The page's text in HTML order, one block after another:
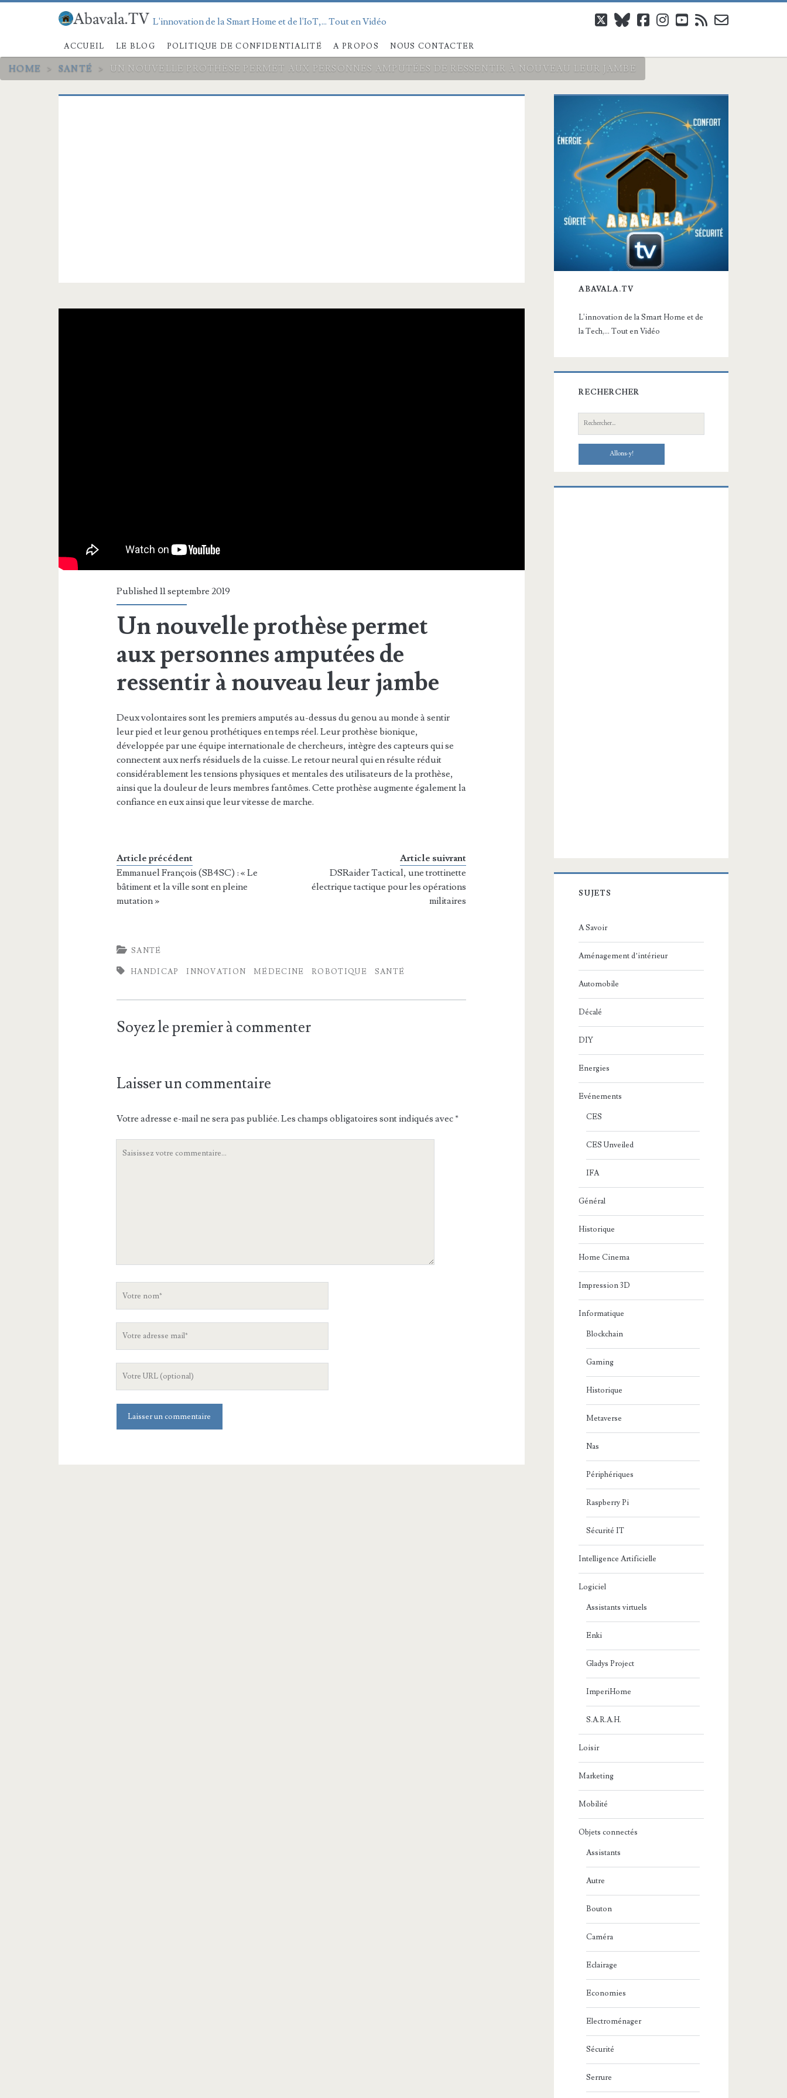
L'innovation de la Smart Home et de l'IoT,... Tout en Vidéo
ACCUEIL LE BLOG POLITIQUE DE CONFIDENTIALITÉ A PROPOS NOUS CONTACTER
twitterblueskyfacebook
instagram
youtube
rss email-
HOME > SANTÉ > UN NOUVELLE PROTHÈSE PERMET AUX PERSONNES AMPUTÉES DE RESSENTIR À NOUVEAU LEUR JAMBE
Published 11 septembre 2019
Un nouvelle prothèse permet
aux personnes amputées de
ressentir à nouveau leur jambe
Deux volontaires sont les premiers amputés au-dessus du genou au monde à sentir
leur pied et leur genou prothétiques en temps réel. Leur prothèse bionique,
développée par une équipe internationale de chercheurs, intègre des capteurs qui se
connectent aux nerfs résiduels de la cuisse. Le retour neural qui en résulte réduit
considérablement les tensions physiques et mentales des utilisateurs de la prothèse,
ainsi que la douleur de leurs membres fantômes. Cette prothèse augmente également la
confiance en eux ainsi que leur vitesse de marche.
Article précédent
Emmanuel François (SB4SC) : « Le
bâtiment et la ville sont en pleine
mutation »
Article suivrant
DSRaider Tactical, une trottinette
électrique tactique pour les opérations
militaires
SANTÉ
HANDICAP INNOVATION MÉDECINE ROBOTIQUE SANTÉ
Soyez le premier à commenter
Laisser un commentaire
Votre adresse e-mail ne sera pas publiée. Les champs obligatoires sont indiqués avec*
site
Barre
latérale
principale
ABAVALA.TV
L'innovation de la Smart Home et de
la Tech,... Tout en Vidéo
RECHERCHER
Recherche:
SUJETS
A Savoir
Aménagement d’intérieur
Automobile
Décalé
DIY
Energies
Evénements
CES
CES Unveiled
IFA
Général
Historique
Home Cinema
Impression 3D
Informatique
Blockchain
Gaming
Historique
Metaverse
Nas
Périphériques
Raspberry Pi
Sécurité IT
Intelligence Artificielle
Logiciel
Assistants virtuels
Enki
Gladys Project
ImperiHome
S.A.R.A.H.
Loisir
Marketing
Mobilité
Objets connectés
Assistants
Autre
Bouton
Caméra
Eclairage
Economies
Electroménager
Sécurité
Serrure